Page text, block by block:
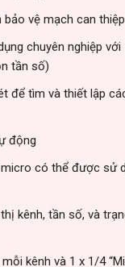
bảo vệ mạch can
chuyên nghiệp với
tần số)
để tìm và thiết lập
động
micro có thể được sử
kênh, tần số, và
kênh và 1 x 1/4